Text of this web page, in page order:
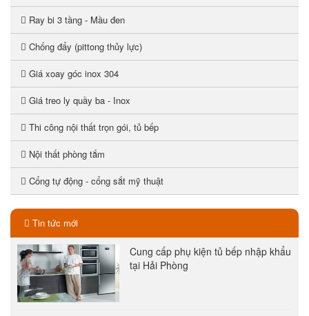
Ray bi 3 tầng - Mầu đen
Chống đẩy (pittong thủy lực)
Giá xoay góc inox 304
Giá treo ly quầy ba - Inox
Thi công nội thất trọn gói, tủ bếp
Nội thất phòng tắm
Cổng tự động - cổng sắt mỹ thuật
Tin tức mới
Cung cấp phụ kiện tủ bếp nhập khẩu
tại Hải Phòng